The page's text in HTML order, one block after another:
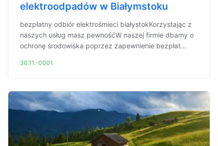
elektroodpadów w Białymstoku
bezpłatny odbiór elektrośmieci białystokKorzystając z
naszych usług masz pewnośćW naszej firmie dbamy o
ochronę środowiska poprzez zapewnienie bezpłat...
30.11.-0001